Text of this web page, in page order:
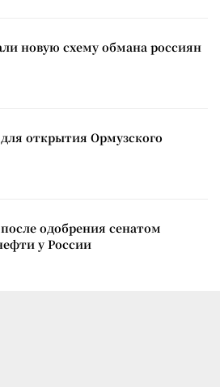
новую схему обмана россиян
открытия Ормузского
одобрения сенатом
у России